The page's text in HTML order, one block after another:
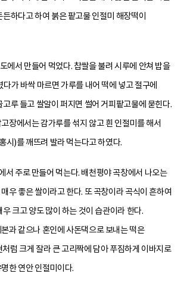
하다고 하여 붉은 팥고물 인절미 해장떡이
에서 만들어 먹었다. 찹쌀을 불려 시루에 안쳐 밥을
가 바싹 마르면 가루를 내어 떡에 넣고 절구에
루 들고 쌀알이 퍼지면 썰어 거피팥고물에 묻힌다.
장에서는 감가루를 섞지 않고 흰 인절미를 해서
시)를 깨뜨려 발라 먹는다고 하였다.
서 주로 만들어 먹는다. 배천평야 곡창에서 나오는
우 좋은 쌀이라고 한다. 또 곡창이라 곡식이 흔하여
크고 양도 많이 하는 것이 습관이라 한다.
과 같으나 혼인에 사돈댁으로 보내는 떡은
처럼 크게 잘라 큰 고리짝에 담아 푸짐하게 이바지로
한 연안 인절미이다.